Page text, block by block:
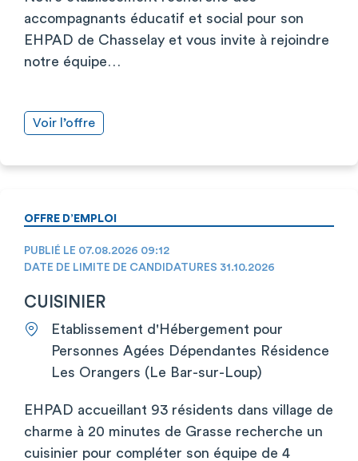
accompagnants éducatif et social pour son
EHPAD de Chasselay et vous invite à rejoindre
notre équipe…
Voir l’offre
OFFRE D’EMPLOI
PUBLIÉ LE 07.08.2026 09:12
DATE DE LIMITE DE CANDIDATURES 31.10.2026
CUISINIER
Etablissement d'Hébergement pour
Personnes Agées Dépendantes Résidence
Les Orangers (Le Bar-sur-Loup)
EHPAD accueillant 93 résidents dans village de
charme à 20 minutes de Grasse recherche un
cuisinier pour compléter son équipe de 4